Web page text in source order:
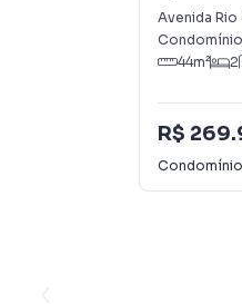
Avenida
44m² 2
R$
Condomínio